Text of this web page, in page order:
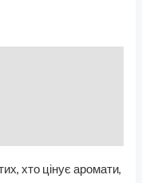
хто цінує аромати,